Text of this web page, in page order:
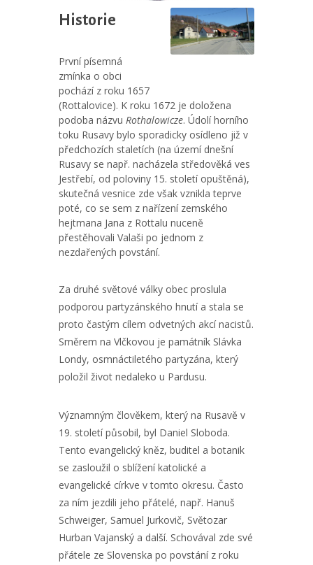
Historie
První písemná
zmínka o obci
pochází z roku 1657
(Rottalovice). K roku 1672 je doložena
podoba názvu Rothalowicze. Údolí horního
toku Rusavy bylo sporadicky osídleno již v
předchozích staletích (na území dnešní
Rusavy se např. nacházela středověká ves
Jestřebí, od poloviny 15. století opuštěná),
skutečná vesnice zde však vznikla teprve
poté, co se sem z nařízení zemského
hejtmana Jana z Rottalu nuceně
přestěhovali Valaši po jednom z
nezdařených povstání.
Za druhé světové války obec proslula
podporou partyzánského hnutí a stala se
proto častým cílem odvetných akcí nacistů.
Směrem na Vlčkovou je památník Slávka
Londy, osmnáctiletého partyzána, který
položil život nedaleko u Pardusu.
Významným člověkem, který na Rusavě v
19. století působil, byl Daniel Sloboda.
Tento evangelický kněz, buditel a botanik
se zasloužil o sblížení katolické a
evangelické církve v tomto okresu. Často
za ním jezdili jeho přátelé, např. Hanuš
Schweiger, Samuel Jurkovič, Světozar
Hurban Vajanský a další. Schovával zde své
přátele ze Slovenska po povstání z roku